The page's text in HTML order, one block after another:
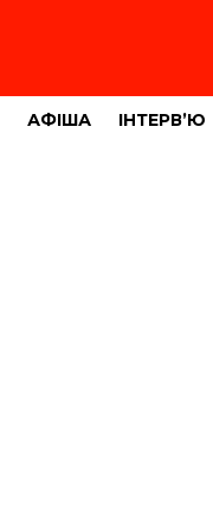
АФІША ІНТЕРВ’Ю